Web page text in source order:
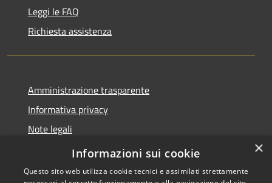
Leggi le FAQ
Richiesta assistenza
Amministrazione trasparente
Informativa privacy
Note legali
Dichiarazione di accessibilità
×
Informazioni sui cookie
Questo sito web utilizza cookie tecnici e assimilati strettamente